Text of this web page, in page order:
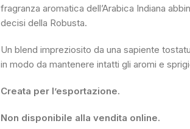
fragranza aromatica dell’Arabica Indiana
decisi della Robusta.
Un blend impreziosito da una sapiente
in modo da mantenere intatti gli aromi e
Creata per l’esportazione.
Non disponibile alla vendita online.